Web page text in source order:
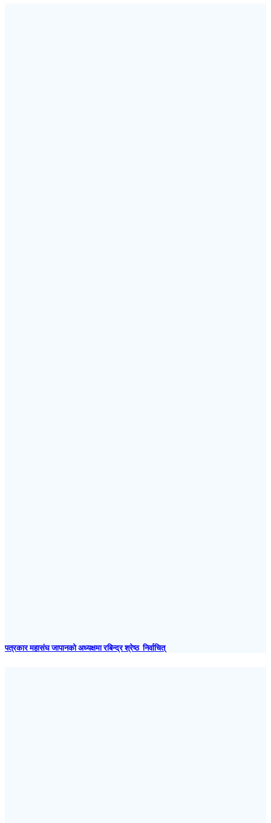
पत्रकार महासंघ जापानकाे अध्यक्षमा रबिन्द्र श्रेष्ठ निर्वाचित्